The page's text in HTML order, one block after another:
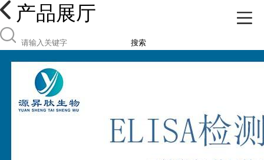
产品展厅
搜索